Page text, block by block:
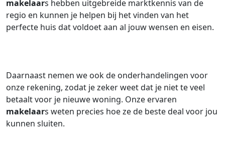
makelaars hebben uitgebreide marktkennis van de
regio en kunnen je helpen bij het vinden van het
perfecte huis dat voldoet aan al jouw wensen en eisen.
Daarnaast nemen we ook de onderhandelingen voor
onze rekening, zodat je zeker weet dat je niet te veel
betaalt voor je nieuwe woning. Onze ervaren
makelaars weten precies hoe ze de beste deal voor jou
kunnen sluiten.